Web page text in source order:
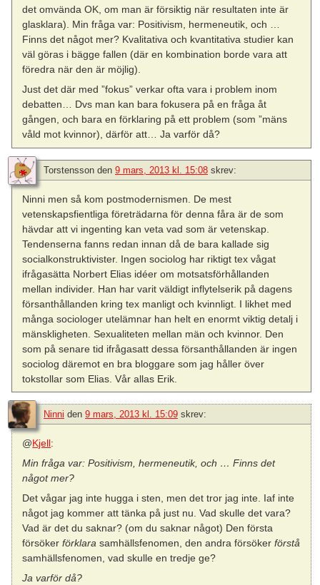
det omvända OK, om man är försiktig när resultaten inte är
glasklara). Min fråga var: Positivism, hermeneutik, och …
Finns det något mer? Kvalitativa och kvantitativa studier kan
väl göras i bägge fallen (där en kombination borde vara att
föredra när den är möjlig).
Just det där med ”fokus” verkar ofta vara i problem inom
debatten… Dvs man kan bara fokusera på en fråga åt
gången, och bara en förklaring på ett problem (som ”mäns
våld mot kvinnor), därför att… Ja varför då?
Torstensson den 9 mars, 2013 kl. 15:08 skrev:
Ninni men så kom postmodernismen. De mest
vetenskapsfientliga företrädarna för denna fåra är de som
hävdar att vi ingenting kan veta vad som är vetenskap.
Tendenserna fanns redan innan då de bara kallade sig
socialkonstruktivister. Ingen sociolog har riktigt tex vågat
ifrågasätta Norbert Elias idéer om motsatsförhållanden
mellan individer. Han har varit väldigt inflytelserik på dagens
försanthållanden kring tex manligt och kvinnligt. I likhet med
många sociologer utelämnar han helt en enormt viktig detalj i
mänskligheten. Sexualiteten mellan män och kvinnor. Den
som på senare tid ifrågasatt dessa försanthållanden är ingen
sociolog däremot en bra bloggare som jag håller över
tokstollar som Elias. Vår allas Erik.
Ninni den 9 mars, 2013 kl. 15:09 skrev:
@Kjell:
Min fråga var: Positivism, hermeneutik, och … Finns det
något mer?
Det vågar jag inte hugga i sten, men det tror jag inte. Iaf inte
något jag kommer att tänka på just nu. Vad skulle det vara?
Vad är det du saknar? (om du saknar något) Den första
försökerförklara samhällsfenomen, den andra försökerförstå
samhällsfenomen, vad skulle en tredje ge?
Ja varför då?